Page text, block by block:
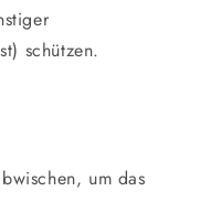
schützen.
um das